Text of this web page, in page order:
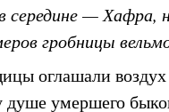
середине — Хафра,
гробницы
оглашали
умершего